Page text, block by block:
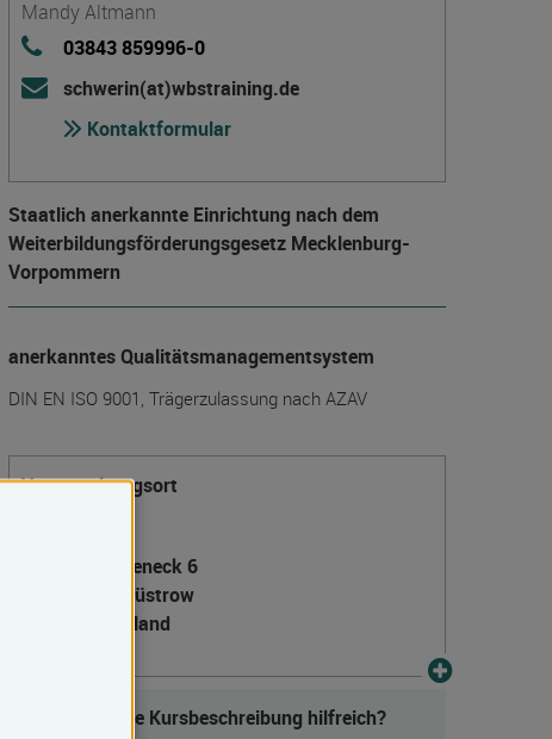
Mandy Altmann
03843 859996-0
schwerin(at)wbstraining.de
Kontaktformular
Staatlich anerkannte Einrichtung nach dem
Weiter­bildungs­förderungs­gesetz Mecklenburg-
Vorpommern
anerkanntes Qualitätsmanagementsystem
DIN EN ISO 9001, Trägerzulassung nach AZAV
Veranstaltungsort
Am Eicheneck 6
18273 Güstrow
Deutschland
Fanden Sie die Kursbeschreibung hilfreich?